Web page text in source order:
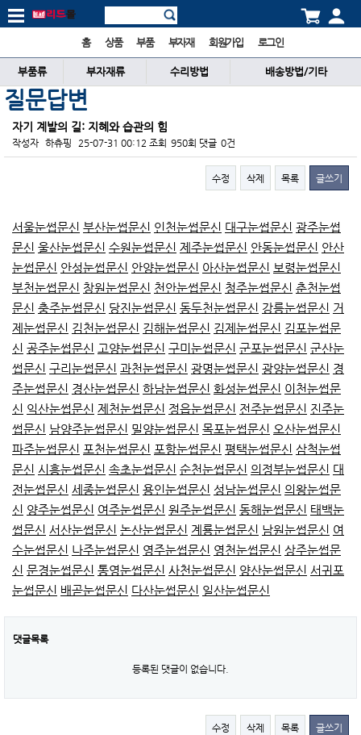
홈 상품 부품 부자재 회원가입 로그인
부품류 부자재류 수리방법 배송방법/기타
질문답변
자기 계발의 길: 지혜와 습관의 힘
작성자 하츄핑 25-07-31 00:12 조회 950회 댓글 0건
수정 삭제 목록 글쓰기
서울눈썹문신 부산눈썹문신 인천눈썹문신 대구눈썹문신 광주눈썹
문신 울산눈썹문신 수원눈썹문신 제주눈썹문신 안동눈썹문신 안산
눈썹문신 안성눈썹문신 안양눈썹문신 아산눈썹문신
보령눈썹문신
부천눈썹문신 창원눈썹문신 천안눈썹문신 청주눈썹문신 춘천눈썹
문신 충주눈썹문신 당진눈썹문신 동두천눈썹문신 강릉눈썹문신 거
제눈썹문신 김천눈썹문신 김해눈썹문신 김제눈썹문신 김포눈썹문
신 공주눈썹문신 고양눈썹문신 구미눈썹문신 군포눈썹문신 군산눈
썹문신 구리눈썹문신 과천눈썹문신 광명눈썹문신 광양눈썹문신 경
주눈썹문신 경산눈썹문신 하남눈썹문신 화성눈썹문신 이천눈썹문
신 익산눈썹문신 제천눈썹문신 정읍눈썹문신 전주눈썹문신 진주눈
썹문신 남양주눈썹문신 밀양눈썹문신 목포눈썹문신
오산눈썹문신
파주눈썹문신 포천눈썹문신 포항눈썹문신 평택눈썹문신 삼척눈썹
문신 시흥눈썹문신 속초눈썹문신 순천눈썹문신 의정부눈썹문신 대
전눈썹문신 세종눈썹문신 용인눈썹문신 성남눈썹문신 의왕눈썹문
신 양주눈썹문신 여주눈썹문신 원주눈썹문신 동해눈썹문신 태백눈
썹문신 서산눈썹문신 논산눈썹문신 계룡눈썹문신 남원눈썹문신 여
수눈썹문신 나주눈썹문신 영주눈썹문신 영천눈썹문신 상주눈썹문
신 문경눈썹문신 통영눈썹문신 사천눈썹문신 양산눈썹문신 서귀포
눈썹문신 배곧눈썹문신 다산눈썹문신 일산눈썹문신
댓글목록
등록된 댓글이 없습니다.
수정 삭제 목록 글쓰기